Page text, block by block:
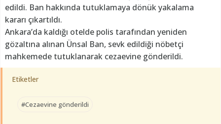
edildi. Ban hakkında tutuklamaya dönük yakalama
kararı çıkartıldı.
Ankara’da kaldığı otelde polis tarafından yeniden
gözaltına alınan Ünsal Ban, sevk edildiği nöbetçi
mahkemede tutuklanarak cezaevine gönderildi.
Etiketler
#Cezaevine gönderildi